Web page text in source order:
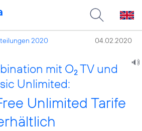
2020 04.02.2020
mit O2 TV und
Unlimited:
Unlimited Tarife